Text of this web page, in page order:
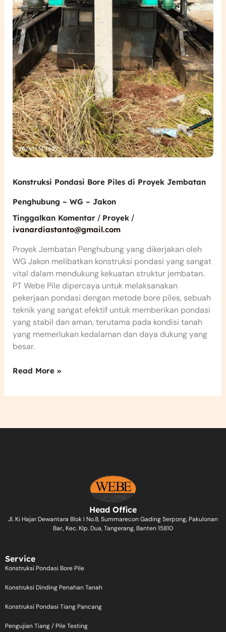
Konstruksi Pondasi Bore Piles di Proyek Jembatan
Penghubung – WG – Jakon
Tinggalkan Komentar / Proyek/
ivanardiastanto@gmail.com
Proyek Jembatan Penghubung yang dikerjakan oleh
WG Jakon melibatkan konstruksi pondasi yang sangat
vital dalam mendukung kekuatan struktur jembatan.
PT Webe Pile dipercaya untuk melaksanakan
pekerjaan pondasi dengan metode bore piles, sebuah
teknik yang sangat efektif untuk memberikan pondasi
yang stabil dan aman, terutama pada kondisi tanah
yang memerlukan kedalaman dan daya dukung yang
besar.
Read More »
Head Office
Jl. Ki Hajar Dewantara Blok I No.8, Summarecon Gading Serpong, Pakulonan
Bar., Kec. Klp. Dua, Tangerang, Banten 15810
Service
Konstruksi Pondasi Bore Pile
Konstruksi Dinding Penahan Tanah
Konstruksi Pondasi Tiang Pancang
Pengujian Tiang / Pile Testing